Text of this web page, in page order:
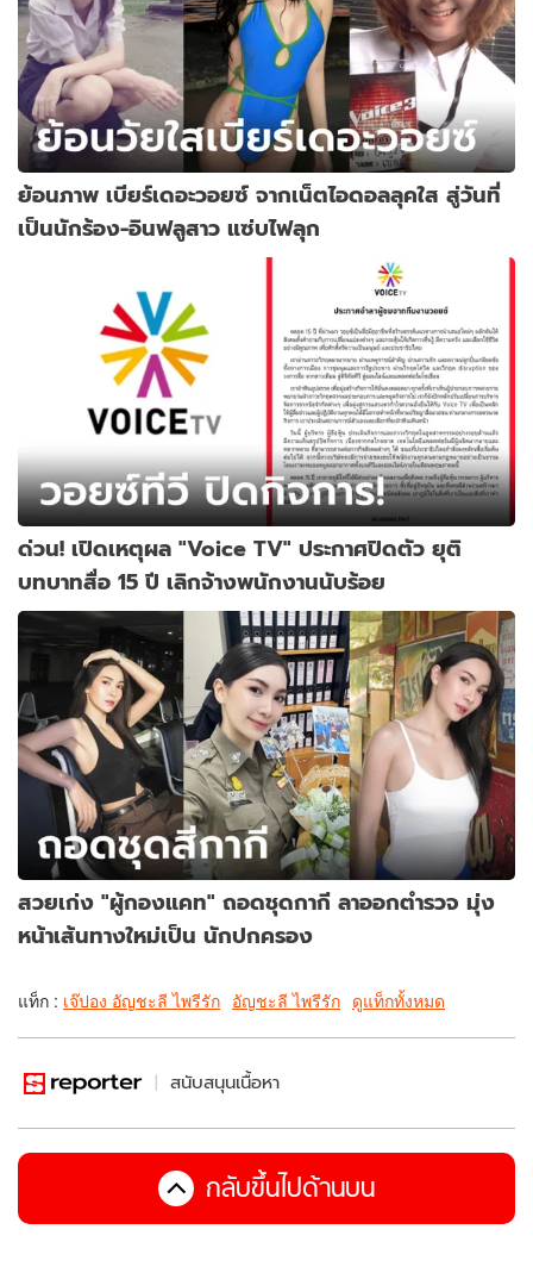
ย้อนภาพ เบียร์เดอะวอยซ์ จากเน็ตไอดอลลุคใส สู่วันที่
เป็นนักร้อง-อินฟลูสาว แซ่บไฟลุก
ด่วน! เปิดเหตุผล "Voice TV" ประกาศปิดตัว ยุติ
บทบาทสื่อ 15 ปี เลิกจ้างพนักงานนับร้อย
สวยเก่ง "ผู้กองแคท" ถอดชุดกากี ลาออกตำรวจ มุ่ง
หน้าเส้นทางใหม่เป็น นักปกครอง
แท็ก : เจ๊ปอง อัญชะลี ไพรีรัก อัญชะลี ไพรีรัก ดูแท็กทั้งหมด
สนับสนุนเนื้อหา
กลับขึ้นไปด้านบน